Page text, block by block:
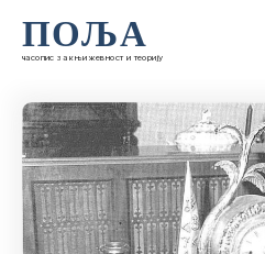
ПОЉА
часопис за књижевност и теорију